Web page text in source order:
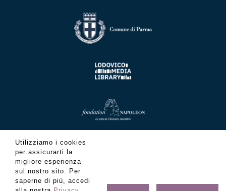
Utilizziamo i cookies
per assicurarti la
migliore esperienza
sul nostro sito. Per
saperne di più, accedi